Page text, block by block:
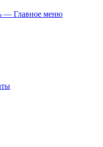
— Главное меню